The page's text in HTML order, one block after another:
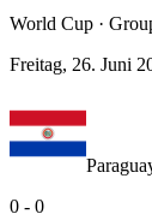
World Cup ·
Freitag, 26. Juni
0 - 0